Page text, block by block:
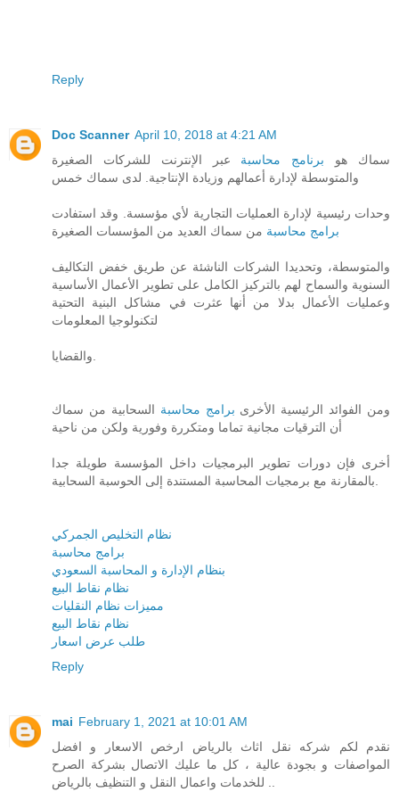
Reply
Doc Scanner April 10, 2018 at 4:21 AM
سماك هو برنامج محاسبة عبر الإنترنت للشركات الصغيرة
والمتوسطة لإدارة أعمالهم وزيادة الإنتاجية. لدى سماك خمس
وحدات رئيسية لإدارة العمليات التجارية لأي مؤسسة. وقد استفادت
برامج محاسبة من سماك العديد من المؤسسات الصغيرة
والمتوسطة، وتحديدا الشركات الناشئة عن طريق خفض التكاليف
السنوية والسماح لهم بالتركيز الكامل على تطوير الأعمال الأساسية
وعمليات الأعمال بدلا من أنها عثرت في مشاكل البنية التحتية
لتكنولوجيا المعلومات
ومن الفوائد الرئيسية الأخرى برامج محاسبة السحابية من سماك
أن الترقيات مجانية تماما ومتكررة وفورية ولكن من ناحية
أخرى فإن دورات تطوير البرمجيات داخل المؤسسة طويلة جدا
نظام التخليص الجمركي
برامج محاسبة
بنظام الإدارة و المحاسبة السعودي
نظام نقاط البيع
مميزات نظام النقليات
نظام نقاط البيع
طلب عرض اسعار
Reply
mai February 1, 2021 at 10:01 AM
نقدم لكم شركه نقل اثاث بالرياض ارخص الاسعار و افضل
المواصفات و بجودة عالية ، كل ما عليك الاتصال بشركة الصرح